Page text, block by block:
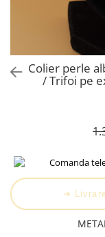
Cadouri pentru
Cadou Educatoare
Profesoare
Cadouri Cupluri
Bijuterii Pasiuni &
Bijuterii Tematice
Bijuterii cu mesaj
Bijuterii
Colier perle
/ Trifoi pe
➔